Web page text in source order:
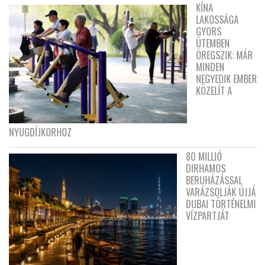
KÍNA
LAKOSSÁGA
GYORS
ÜTEMBEN
ÖREGSZIK: MÁR
MINDEN
NEGYEDIK EMBER
KÖZELÍT A
NYUGDÍJKORHOZ
80 MILLIÓ
DIRHAMOS
BERUHÁZÁSSAL
VARÁZSOLJÁK ÚJJÁ
DUBAI TÖRTÉNELMI
VÍZPARTJÁT